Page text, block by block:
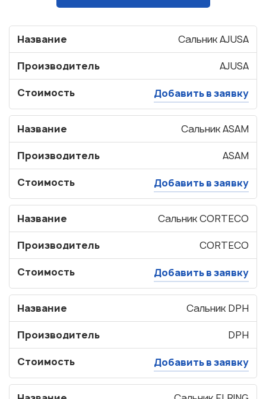
Название Сальник AJUSA
Производитель AJUSA
Стоимость Добавить в заявку
Название Сальник ASAM
Производитель ASAM
Стоимость Добавить в заявку
Название Сальник CORTECO
Производитель CORTECO
Стоимость Добавить в заявку
Название Сальник DPH
Производитель DPH
Стоимость Добавить в заявку